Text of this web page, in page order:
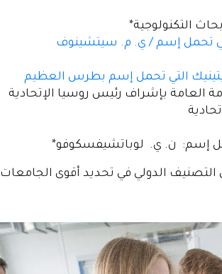
التكنولوجية*
تحمل إسم / ي. م. سيتشينوف
التي تحمل إسم بطرس العظيم
العامة بإشراف رئيس روسيا الإتحادية
إسم: ن. ي. لوباتشيفسكوفو*
الدولي في تحديد أقوى الجامعات